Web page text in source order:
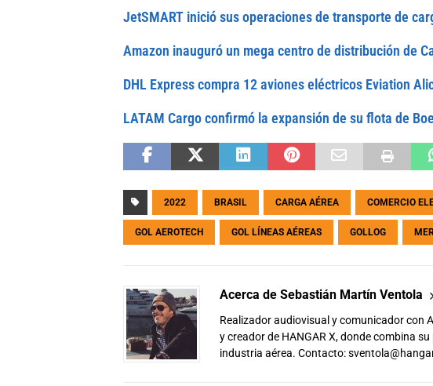
JetSMART inició susoperacionesde transporte de
Amazon inauguró un mega centro de distribución de
DHL Express compra 12 aviones eléctricos Eviation
LATAM Cargo confirmó la expansión de su flota de
2022 BRASIL CARGA AÉREA COMERCIO
GOL AEROTECH GOL LÍNEAS AÉREAS GOLLOG
Acerca de Sebastián Martín Ventola
Realizador audiovisual y comunicador con
y creador de HANGAR X, donde combina
industria aérea. Contacto: